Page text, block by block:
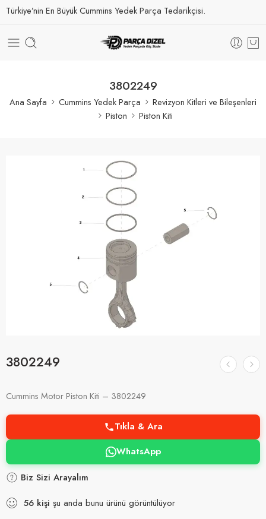
Türkiye’nin En Büyük Cummins Yedek Parça Tedarikçisi.
3802249
Ana Sayfa Cummins Yedek Parça
Revizyon Kitleri ve Bileşenleri
Piston
Piston Kiti
3802249
Cummins Motor Piston Kiti – 3802249
Tıkla & Ara
WhatsApp
Biz Sizi Arayalım
56 kişi şu anda bunu ürünü görüntülüyor